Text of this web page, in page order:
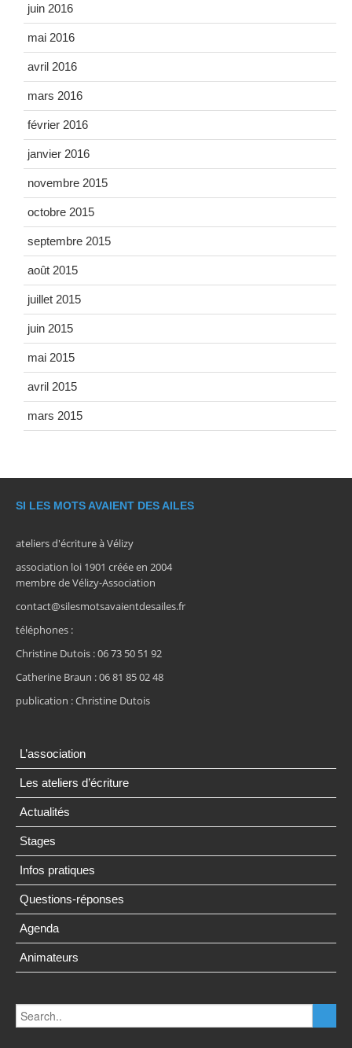
juin 2016
mai 2016
avril 2016
mars 2016
février 2016
janvier 2016
novembre 2015
octobre 2015
septembre 2015
août 2015
juillet 2015
juin 2015
mai 2015
avril 2015
mars 2015
SI LES MOTS AVAIENT DES AILES
ateliers d'écriture à Vélizy
association loi 1901 créée en 2004
membre de Vélizy-Association
contact@silesmotsavaientdesailes.fr
téléphones :
Christine Dutois : 06 73 50 51 92
Catherine Braun : 06 81 85 02 48
publication : Christine Dutois
L’association
Les ateliers d’écriture
Actualités
Stages
Infos pratiques
Questions-réponses
Agenda
Animateurs